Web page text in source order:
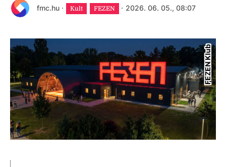
fmc.hu · Kult FEZEN · 2026. 06. 05., 08:07
FEZEN Klub